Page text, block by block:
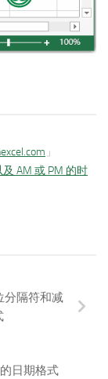
」
AM 或 PM 的时
分隔符和减
日期格式